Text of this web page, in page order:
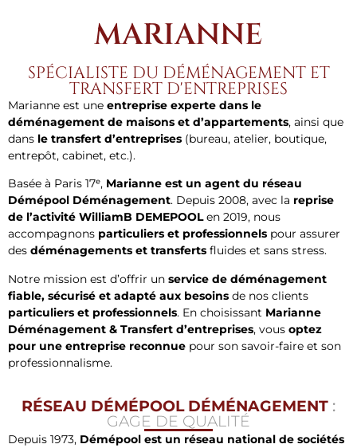
MARIANNE
SPÉCIALISTE DU DÉMÉNAGEMENT ET
TRANSFERT D'ENTREPRISES
Marianne est une entreprise experte dans le
déménagement de maisons et d’appartements, ainsi que
dans le transfert d’entreprises (bureau, atelier, boutique,
entrepôt, cabinet, etc.).
Basée à Paris 17ᵉ, Marianne est un agent du réseau
Démépool Déménagement. Depuis 2008, avec la reprise
de l’activité WilliamB DEMEPOOLen 2019, nous
accompagnons particuliers et professionnels pour assurer
des déménagements et transferts fluides et sans stress.
Notre mission est d’offrir un service de déménagement
fiable, sécurisé et adapté aux besoins de nos clients
particuliers et professionnels. En choisissant Marianne
Déménagement & Transfert d’entreprises, vous optez
pour une entreprise reconnue pour son savoir-faire et son
professionnalisme.
RÉSEAU DÉMÉPOOL DÉMÉNAGEMENT :
GAGE DE QUALITÉ
Depuis 1973, Démépool est un réseau national de sociétés